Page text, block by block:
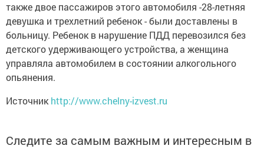
также двое пассажиров этого автомобиля -28-летняя
девушка и трехлетний ребенок - были доставлены в
больницу. Ребенок в нарушение ПДД перевозился без
детского удерживающего устройства, а женщина
управляла автомобилем в состоянии алкогольного
опьянения.
Источникhttp://www.chelny-izvest.ru
Следите за самым важным и интересным в